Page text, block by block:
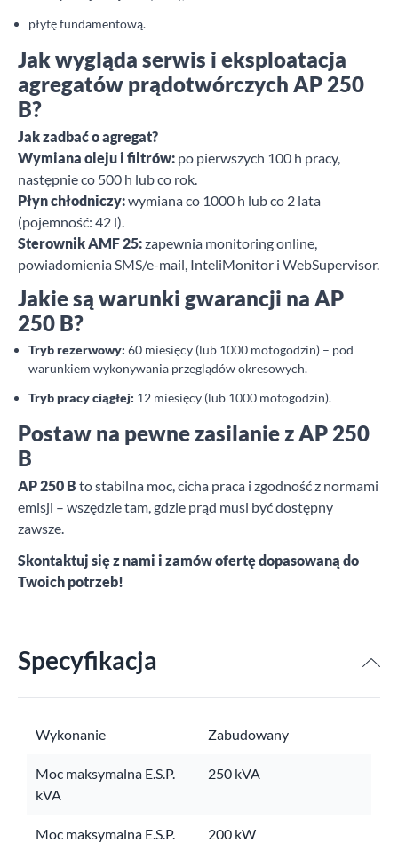
płytę fundamentową.
Jak wygląda serwis i eksploatacja
agregatów prądotwórczych AP 250
B?
Jak zadbać o agregat?
Wymiana oleju i filtrów: po pierwszych 100 h pracy,
następnie co 500 h lub co rok.
Płyn chłodniczy:wymiana co 1000 h lub co 2 lata
(pojemność: 42 l).
Sterownik AMF 25:zapewnia monitoring online,
powiadomienia SMS/e-mail, InteliMonitor i WebSupervisor.
Jakie są warunki gwarancji na AP
250 B?
Tryb rezerwowy: 60 miesięcy (lub 1000 motogodzin) – pod
warunkiem wykonywania przeglądów okresowych.
Tryb pracy ciągłej: 12 miesięcy (lub 1000 motogodzin).
Postaw na pewne zasilanie z AP 250
B
AP 250 B to stabilna moc, cicha praca i zgodność z normami
emisji – wszędzie tam, gdzie prąd musi być dostępny
zawsze.
Skontaktuj się z nami i zamów ofertę dopasowaną do
Twoich potrzeb!
Specyfikacja
Wykonanie Zabudowany
Moc maksymalna E.S.P.
kVA
250 kVA
Moc maksymalna E.S.P.
200 kW